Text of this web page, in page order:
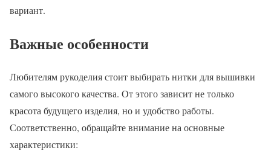
вариант.
Важные особенности
Любителям рукоделия стоит выбирать нитки для вышивки
самого высокого качества. От этого зависит не только
красота будущего изделия, но и удобство работы.
Соответственно, обращайте внимание на основные
характеристики: